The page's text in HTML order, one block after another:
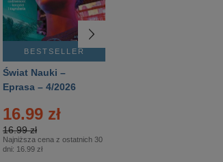
BESTSELLER
Świat Nauki –
Eprasa – 4/2026
16.99 zł
16.99 zł
Najniższa cena z ostatnich 30
dni: 16.99 zł